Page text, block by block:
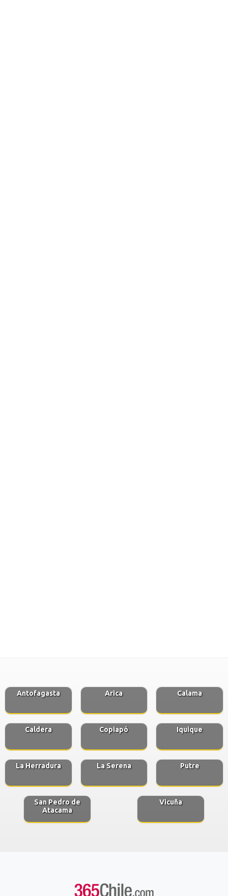
Antofagasta Arica Calama
Caldera Copiapó Iquique
La Herradura La Serena Putre
San Pedro de
Atacama
Vicuña